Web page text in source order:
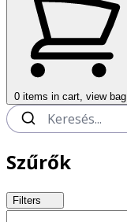
0 items in cart, view bag
Szűrők
Filters